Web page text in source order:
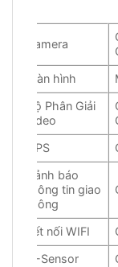
Camera
Màn hình
Độ Phân Giải
video
GPS
Cảnh báo
thông tin giao
thông
Kết nối WIFI
G-Sensor